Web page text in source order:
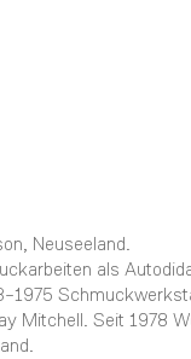
Neuseeland.
als
Mitchell. Seit 1978